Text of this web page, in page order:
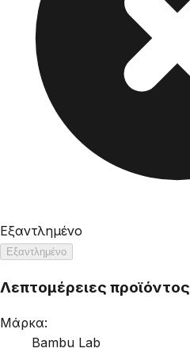
Εξαντλημένο
Εξαντλημένο
Λεπτομέρειες προϊόντος
Μάρκα:
Bambu Lab